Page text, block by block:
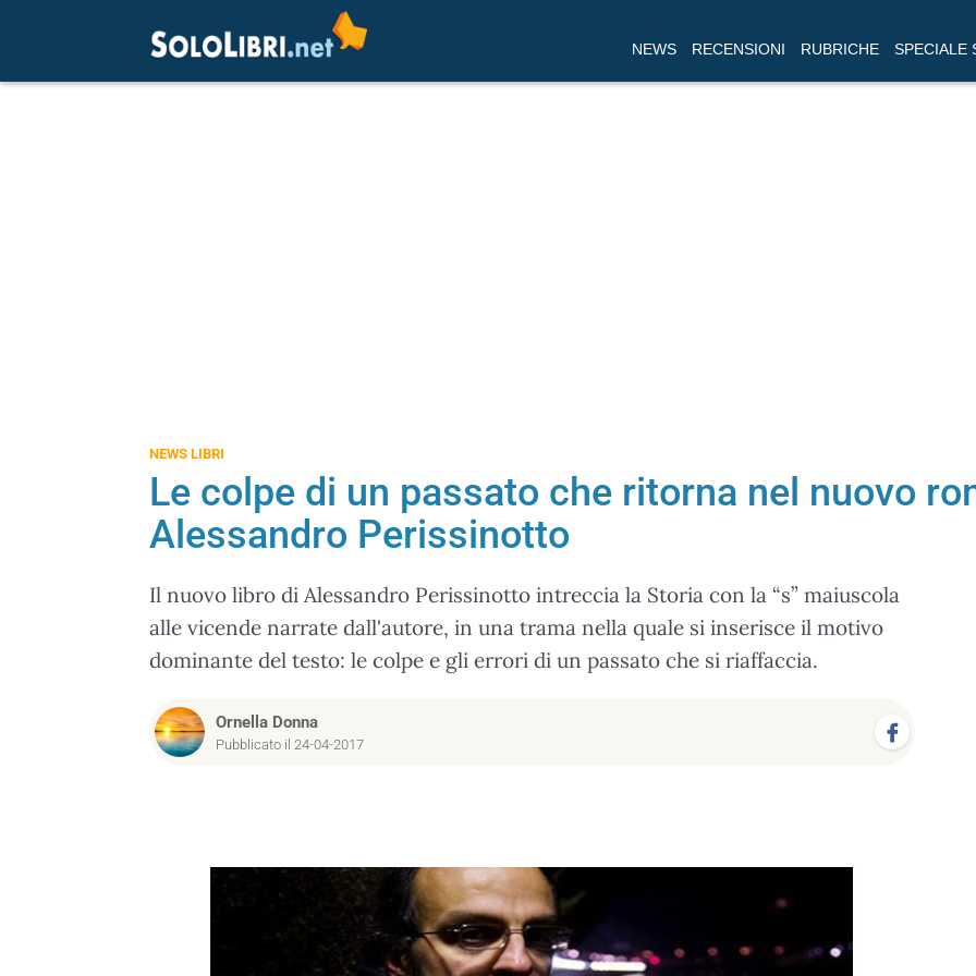
NEWS RECENSIONI RUBRICHE SPECIALE
NEWS LIBRI
Le colpe di un passato che ritorna nel nuovo
Alessandro Perissinotto
Il nuovo libro di Alessandro Perissinotto intreccia la Storia con la “s” maiuscola
alle vicende narrate dall'autore, in una trama nella quale si inserisce il motivo
dominante del testo: le colpe e gli errori di un passato che si riaffaccia.
Ornella Donna
Pubblicato il 24-04-2017